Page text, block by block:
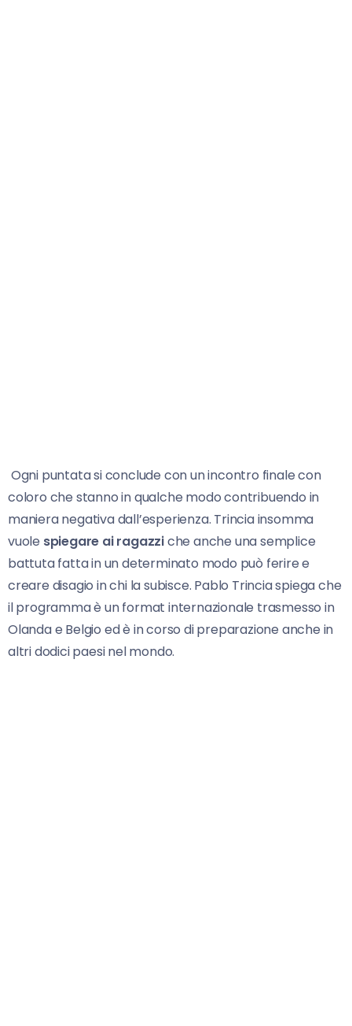
Ogni puntata si conclude con un incontro finale con
coloro che stanno in qualche modo contribuendo in
maniera negativa dall’esperienza. Trincia insomma
vuole spiegare ai ragazziche anche una semplice
battuta fatta in un determinato modo può ferire e
creare disagio in chi la subisce. Pablo Trincia spiega che
il programma è un format internazionale trasmesso in
Olanda e Belgio ed è in corso di preparazione anche in
altri dodici paesi nel mondo.